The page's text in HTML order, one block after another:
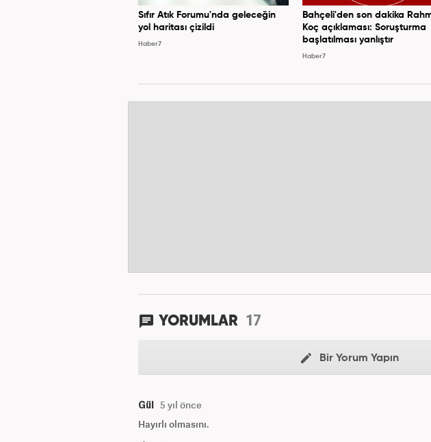
Sıfır Atık Forumu'nda geleceğin
yol haritası çizildi
Haber7
Bahçeli'den son dakika
Koç açıklaması: Soruşturma
başlatılması yanlıştır
Haber7
YORUMLAR 17
Bir Yorum Yapın
Gül 5 yıl önce
Hayırlı olmasını.